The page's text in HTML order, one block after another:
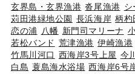
玄界島・玄界漁港 沓尾漁港 シ
苅田港緑地公園 長浜海岸 柄杓
恋の浦
八幡 新門司マリーナ
若松バンド 荒津漁港 伊崎漁港
竹馬川河口 西海岸3号上屋 今
白島 蓑島海水浴場 西海岸6号